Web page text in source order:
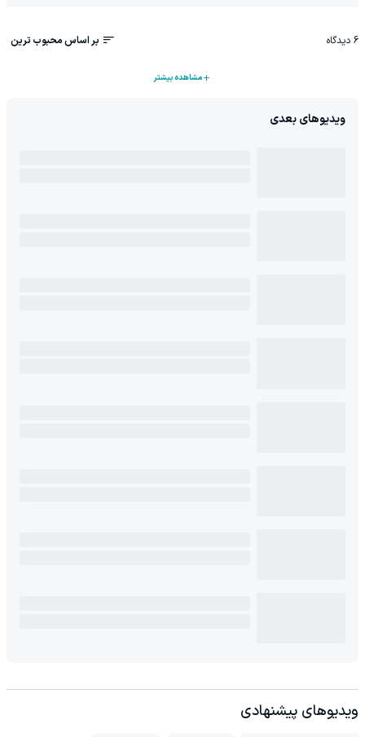
6 دیدگاه بر اساس محبوب ترین
مشاهده بیشتر
ویدیوهای بعدی
ویدیوهای پیشنهادی